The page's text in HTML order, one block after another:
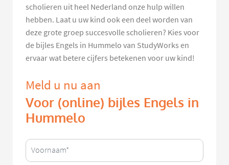
scholieren uit heel Nederland onze hulp willen
hebben. Laat u uw kind ook een deel worden van
deze grote groep succesvolle scholieren? Kies voor
de bijles Engels in Hummelo van StudyWorks en
ervaar wat betere cijfers betekenen voor uw kind!
Meld u nu aan
Voor (online) bijles Engels in
Hummelo